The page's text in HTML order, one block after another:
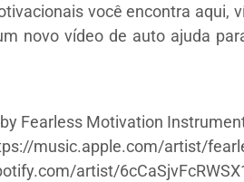
você encontra aqui,
novo vídeo de auto ajuda
by Fearless Motivation
music.apple.com/artist/
artist/